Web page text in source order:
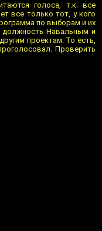
голоса, т.к. все
все только тот, у кого
по выборам и их
должность Навальным и
проектам. То есть,
Проверить